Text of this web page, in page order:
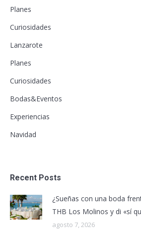
Planes
Curiosidades
Lanzarote
Planes
Curiosidades
Bodas&Eventos
Experiencias
Navidad
Recent Posts
¿Sueñas con una boda
THB Los Molinos y di «sí
agosto 7, 2026